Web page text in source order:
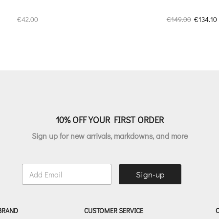
€42.00 €149.00 Original
€134.10Η
10% OFF YOUR FIRST ORDER
Sign up for new arrivals, markdowns, and more
E
a
Sign-up
CUSTOMER SERVICE